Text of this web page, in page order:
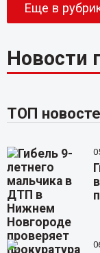
Еще в
Новости
ТОП